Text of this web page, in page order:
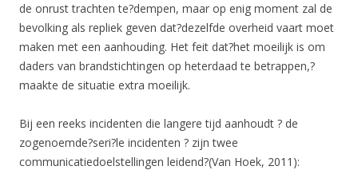
de onrust trachten te?dempen, maar op enig moment zal de
bevolking als repliek geven dat?dezelfde overheid vaart moet
maken met een aanhouding. Het feit dat?het moeilijk is om
daders van brandstichtingen op heterdaad te betrappen,?
maakte de situatie extra moeilijk.
Bij een reeks incidenten die langere tijd aanhoudt ? de
zogenoemde?seri?le incidenten ? zijn twee
communicatiedoelstellingen leidend?(Van Hoek, 2011):